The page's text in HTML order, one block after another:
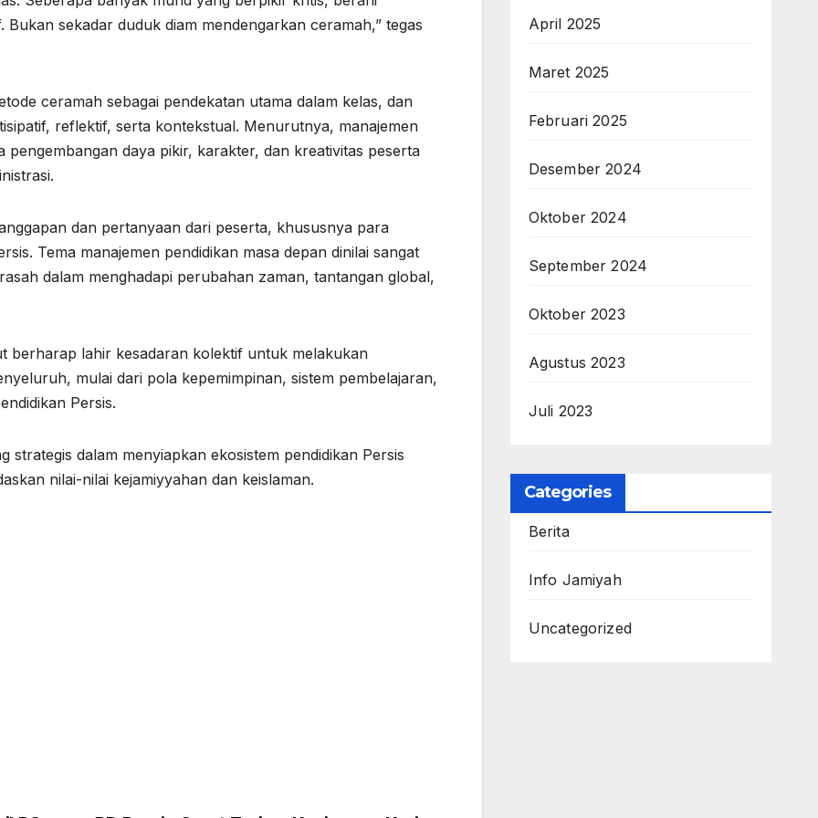
sekadar duduk diam mendengarkan ceramah,” tegas
ceramah sebagai pendekatan utama dalam kelas, dan
reflektif, serta kontekstual. Menurutnya, manajemen
daya pikir, karakter, dan kreativitas peserta
dan pertanyaan dari peserta, khususnya para
Tema manajemen pendidikan masa depan dinilai sangat
dalam menghadapi perubahan zaman, tantangan global,
berharap lahir kesadaran kolektif untuk melakukan
mulai dari pola kepemimpinan, sistem pembelajaran,
Persis.
strategis dalam menyiapkan ekosistem pendidikan Persis
nilai-nilai kejamiyyahan dan keislaman.
April 2025
Maret 2025
Februari 2025
Desember 2024
Oktober 2024
September 2024
Oktober 2023
Agustus 2023
Juli 2023
Categories
Berita
Info Jamiyah
Uncategorized